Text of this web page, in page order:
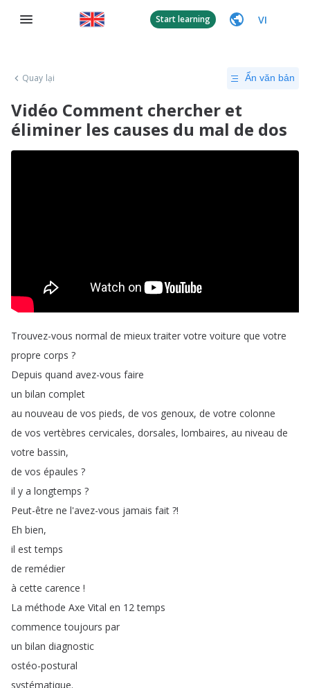
Start learning VI
Quay lại Ẩn văn bản
Vidéo Comment chercher et
éliminer les causes du mal de dos
Trouvez-vous normal de mieux traiter votre voiture que votre
propre corps ?
Depuis quand avez-vous faire
un bilan complet
au nouveau de vos pieds, de vos genoux, de votre colonne
de vos vertèbres cervicales, dorsales, lombaires, au niveau de
votre bassin,
de vos épaules ?
il y a longtemps ?
Peut-être ne l'avez-vous jamais fait ?!
Eh bien,
il est temps
de remédier
à cette carence !
La méthode Axe Vital en 12temps
commence toujours par
un bilan diagnostic
ostéo-postural
systématique.